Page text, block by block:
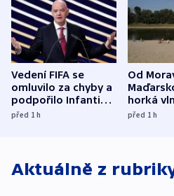
Vedení FIFA se
omluvilo za chyby a
podpořilo Infantina.
UEFA trvá na
před 1h
Od
horká
do dějin
před 1h
Aktuálně z